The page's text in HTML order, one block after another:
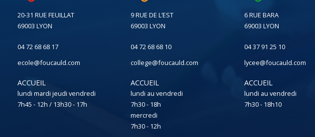
20-31 RUE FEUILLAT
69003 LYON
04 72 68 68 17
ecole@foucauld.com
ACCUEIL
lundi mardi jeudi vendredi
7h45 - 12h / 13h30 - 17h
9 RUE DE L’EST
69003 LYON
04 72 68 68 10
college@foucauld.com
ACCUEIL
lundi au vendredi
7h30 - 18h
mercredi
7h30 - 12h
6 RUE BARA
69003 LYON
04 37 91 25 10
lycee@foucauld.com
ACCUEIL
lundi au vendredi
7h30 - 18h10